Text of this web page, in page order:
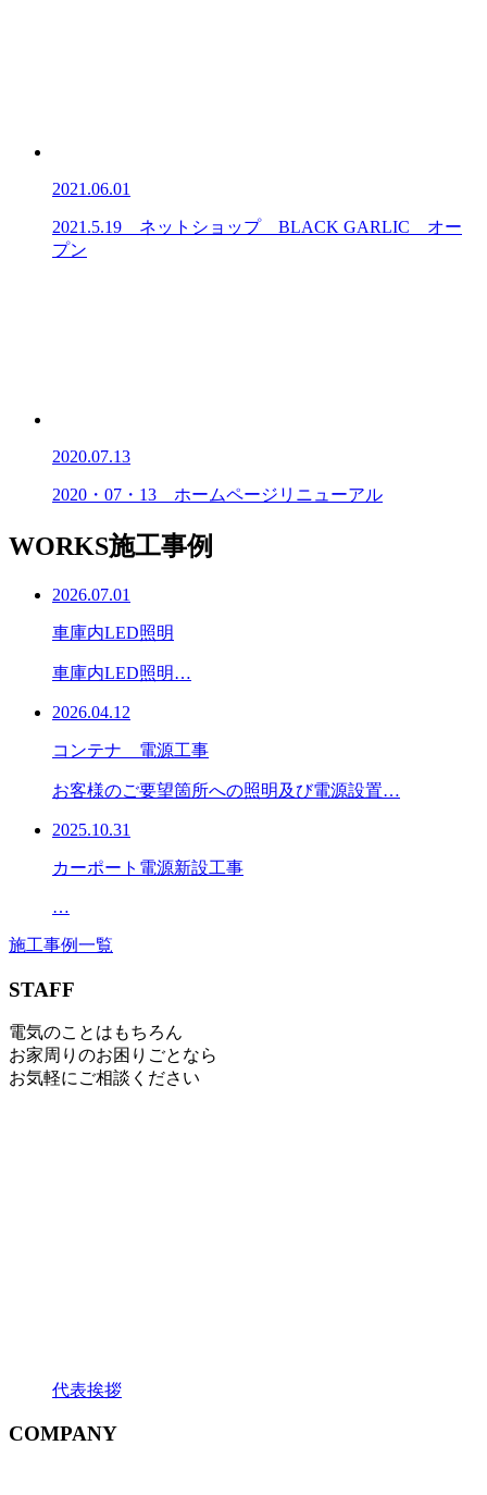
2021.06.01
2021.5.19 ネットショップ BLACK GARLIC オー
プン
2020.07.13
2020・07・13 ホームページリニューアル
WORKS施工事例
2026.07.01
車庫内LED照明
車庫内LED照明…
2026.04.12
コンテナ 電源工事
お客様のご要望箇所への照明及び電源設置…
2025.10.31
カーポート電源新設工事
…
施工事例一覧
STAFF
電気のことはもちろん
お家周りのお困りごとなら
お気軽にご相談ください
代表挨拶
COMPANY